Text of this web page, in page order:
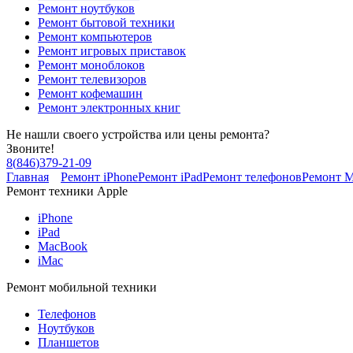
Ремонт ноутбуков
Ремонт бытовой техники
Ремонт компьютеров
Ремонт игровых приставок
Ремонт моноблоков
Ремонт телевизоров
Ремонт кофемашин
Ремонт электронных книг
Не нашли своего устройства или цены ремонта?
Звоните!
8(846)379-21-09
Главная
Ремонт iPhoneРемонт iPadРемонт телефоновРемонт
Ремонт техники Apple
iPhone
iPad
MacBook
iMac
Ремонт мобильной техники
Телефонов
Ноутбуков
Планшетов